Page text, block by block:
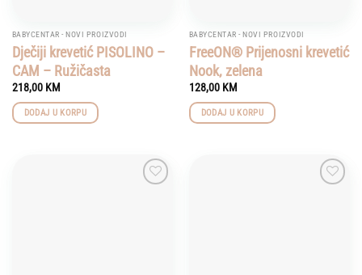
BABYCENTAR - NOVI PROIZVODI
Dječiji krevetić PISOLINO –
CAM – Ružičasta
218,00 KM
DODAJ U KORPU
BABYCENTAR - NOVI PROIZVODI
FreeON® Prijenosni krevetić
Nook, zelena
128,00 KM
DODAJ U KORPU